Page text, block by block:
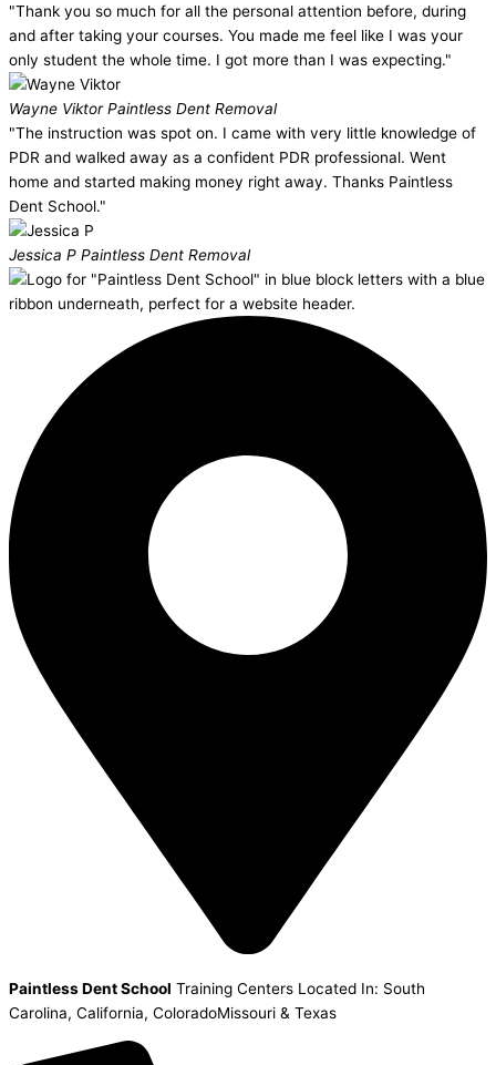
"Thank you so much for all the personal attention before, during
and after taking your courses. You made me feel like I was your
only student the whole time. I got more than I was expecting."
Wayne ViktorPaintless Dent Removal
"The instruction was spot on. I came with very little knowledge of
PDR and walked away as a confident PDR professional. Went
home and started making money right away. Thanks Paintless
Dent School."
Jessica P Paintless Dent Removal
Paintless Dent School Training Centers Located In: South
Carolina, California, ColoradoMissouri & Texas